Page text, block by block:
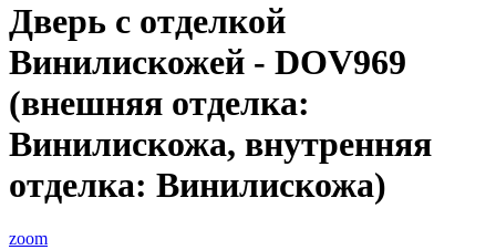
Дверь с отделкой
Винилискожей - DOV969
(внешняя отделка:
Винилискожа, внутренняя
отделка: Винилискожа)
zoom